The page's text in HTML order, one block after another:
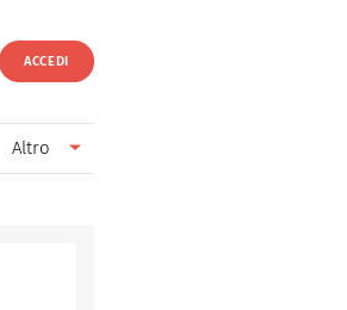
ACCEDI
Altro